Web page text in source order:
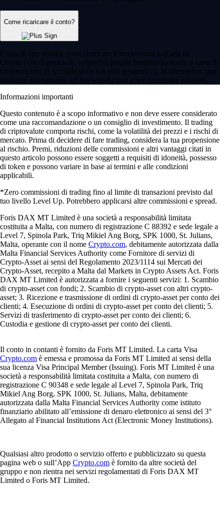
Come ricaricare il conto?
Prima di fare trading, puoi ricaricare il tuo account sull'app di
Crypto.com depositando valuta fiat tramite bonifico bancario o carta di
credito/debito (a seconda della tua area geografica). In alternativa, puoi
trasferire direttamente sul tuo wallet i tuoi asset digitali già esistenti.
Informazioni importanti
Questo contenuto è a scopo informativo e non deve essere considerato
come una raccomandazione o un consiglio di investimento. Il trading
di criptovalute comporta rischi, come la volatilità dei prezzi e i rischi di
mercato. Prima di decidere di fare trading, considera la tua propensione
al rischio. Premi, riduzioni delle commissioni e altri vantaggi citati in
questo articolo possono essere soggetti a requisiti di idoneità, possesso
di token e possono variare in base ai termini e alle condizioni
applicabili.
*Zero commissioni di trading fino al limite di transazioni previsto dal
tuo livello Level Up. Potrebbero applicarsi altre commissioni e spread.
Foris DAX MT Limited è una società a responsabilità limitata
costituita a Malta, con numero di registrazione C 88392 e sede legale a
Level 7, Spinola Park, Triq Mikiel Ang Borg, SPK 1000, St. Julians,
Malta, operante con il nome Crypto.com, debitamente autorizzata dalla
Malta Financial Services Authority come Fornitore di servizi di
Crypto-Asset ai sensi del Regolamento 2023/1114 sui Mercati dei
Crypto-Asset, recepito a Malta dal Markets in Crypto Assets Act. Foris
DAX MT Limited è autorizzata a fornire i seguenti servizi: 1. Scambio
di crypto-asset con fondi; 2. Scambio di crypto-asset con altri crypto-
asset; 3. Ricezione e trasmissione di ordini di crypto-asset per conto dei
clienti; 4. Esecuzione di ordini di crypto-asset per conto dei clienti; 5.
Servizi di trasferimento di crypto-asset per conto dei clienti; 6.
Custodia e gestione di crypto-asset per conto dei clienti.
Il conto in contanti è fornito da Foris MT Limited. La carta Visa
Crypto.com è emessa e promossa da Foris MT Limited ai sensi della
sua licenza Visa Principal Member (Issuing). Foris MT Limited è una
società a responsabilità limitata costituita a Malta, con numero di
registrazione C 90348 e sede legale al Level 7, Spinola Park, Triq
Mikiel Ang Borg, SPK 1000, St. Julians, Malta, debitamente
autorizzata dalla Malta Financial Services Authority come istituto
finanziario abilitato all’emissione di denaro elettronico ai sensi del 3°
Allegato al Financial Institutions Act (Electronic Money Institutions).
Qualsiasi altro prodotto o servizio offerto e pubblicizzato su questa
pagina web o sull’App Crypto.com è fornito da altre società del
gruppo e non rientra nei servizi regolamentati di Foris DAX MT
Limited o Foris MT Limited.